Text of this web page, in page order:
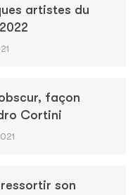
artistes du
façon
Cortini
ressortir son